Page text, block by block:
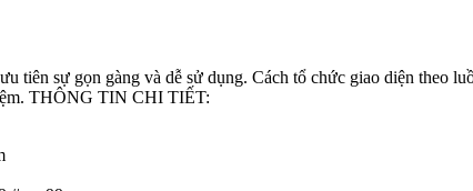
sự gọn gàng và dễ sử dụng. Cách tổ chức giao diện theo
THÔNG TIN CHI TIẾT: